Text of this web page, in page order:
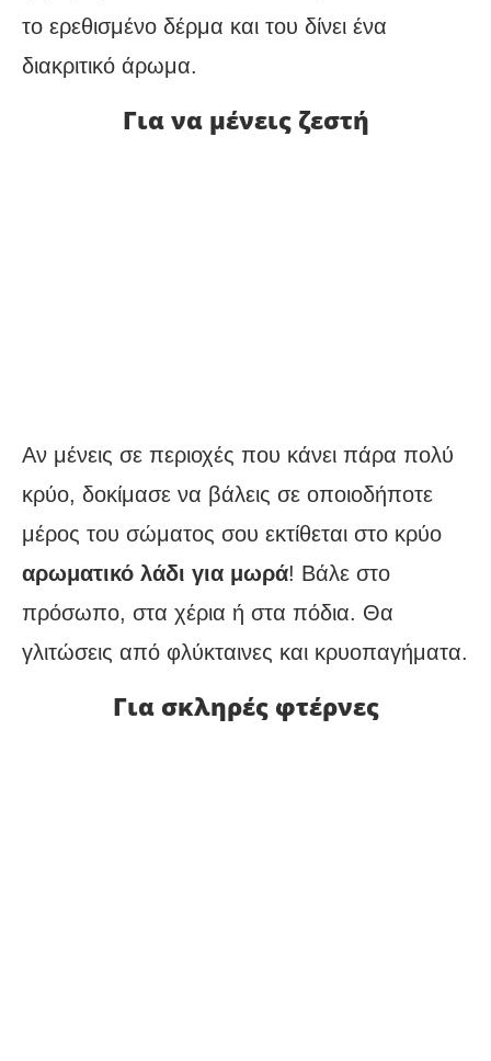
το ερεθισμένο δέρμα και του δίνει ένα
διακριτικό άρωμα.
Για να μένεις ζεστή
Αν μένεις σε περιοχές που κάνει πάρα πολύ
κρύο, δοκίμασε να βάλεις σε οποιοδήποτε
μέρος του σώματος σου εκτίθεται στο κρύο
αρωματικό λάδι για μωρά! Βάλε στο
πρόσωπο, στα χέρια ή στα πόδια. Θα
γλιτώσεις από φλύκταινες και κρυοπαγήματα.
Για σκληρές φτέρνες